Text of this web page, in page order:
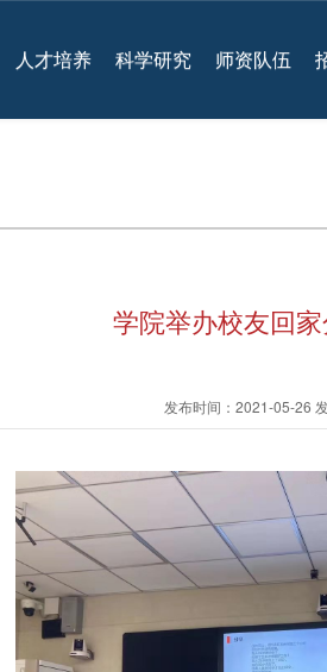
人才培养 科学研究 师资队伍
学院举办校友回
发布时间：2021-05-26